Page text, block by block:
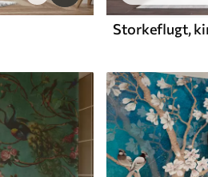
Storkeflugt,